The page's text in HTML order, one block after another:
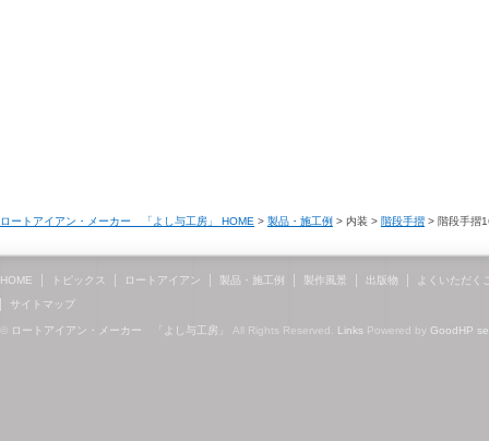
ロートアイアン・メーカー 「よし与工房」 HOME > 製品・施工例 > 内装 > 階段手摺 > 階段手摺
HOME トピックス ロートアイアン 製品・施工例 製作風景 出版物
よくいただく
サイトマップ
ロートアイアン・メーカー 「よし与工房」 All Rights Reserved. Links Powered by GoodHP